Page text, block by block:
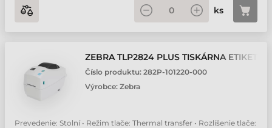
ks
ZEBRA TLP2824 PLUS TISKÁRNA ETIKET
Číslo produktu: 282P-101220-000
Výrobce: Zebra
Prevedenie: Stolní • Režim tlače: Thermal transfer • Rozlíšenie tlače: